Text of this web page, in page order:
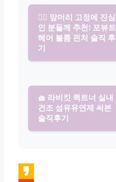
💇‍♀️ 앞머리 고정에 진심
인 분들께 추천! 포뷰트
헤어 볼륨 핀처 솔직 후
기
🧺 라비킷 퀵트너 실내
건조 섬유유연제 써본
솔직후기